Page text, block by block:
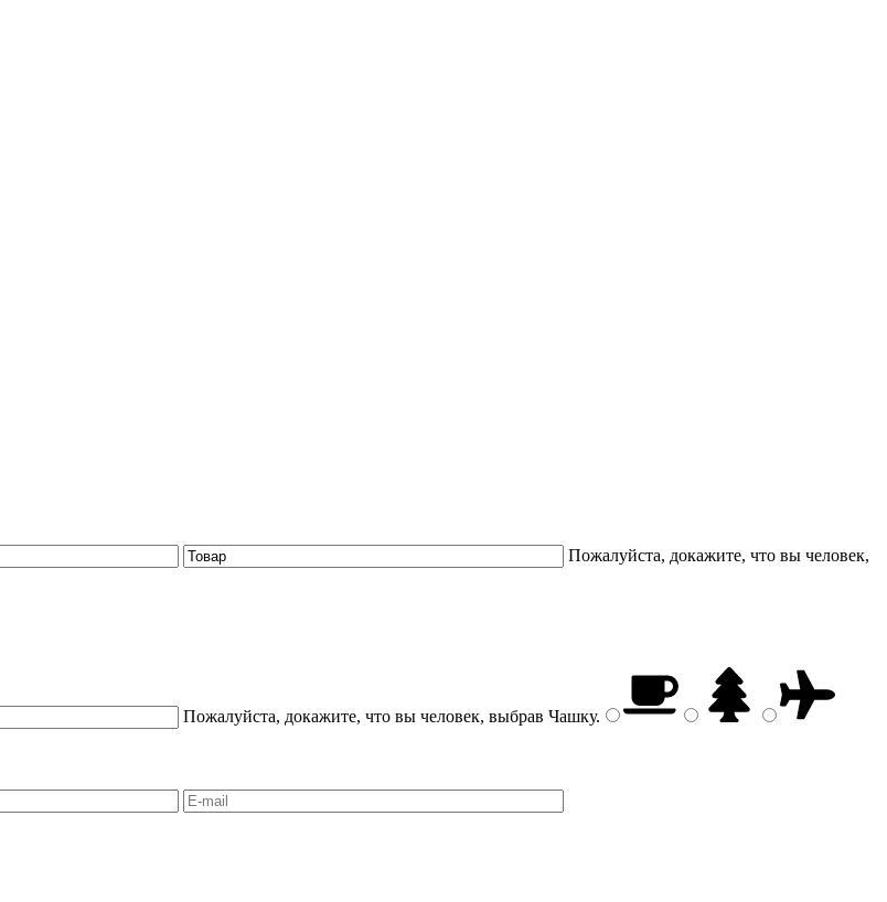
Пожалуйста, докажите, что вы человек,
Пожалуйста, докажите, что вы человек, выбрав Чашку.